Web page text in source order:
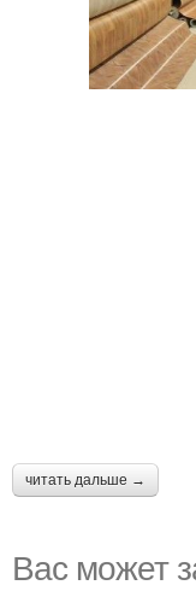
читать дальше →
Вас может